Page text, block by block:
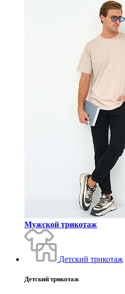
Мужской трикотаж
Детский трикотаж
Детский трикотаж